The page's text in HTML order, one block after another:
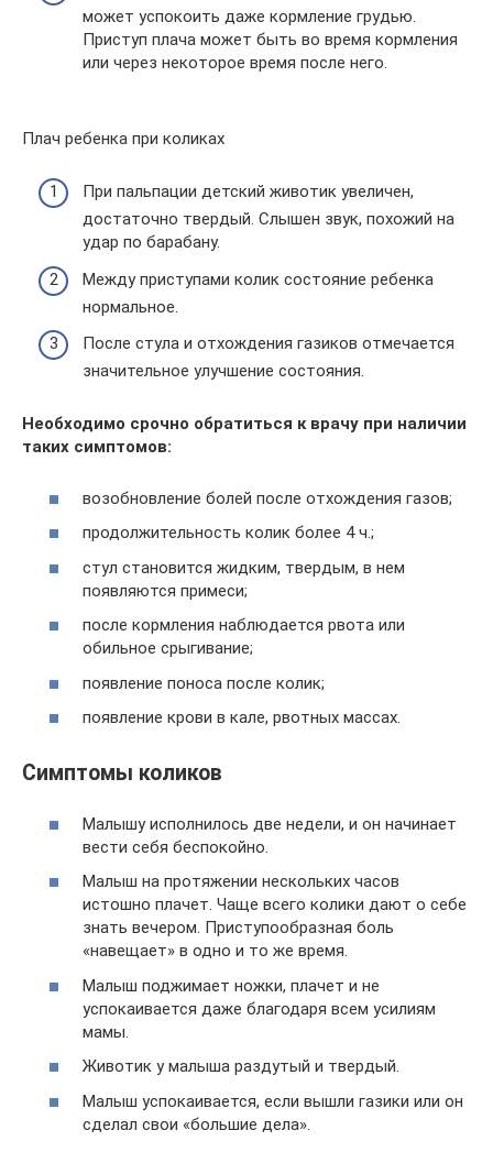
может успокоить даже кормление грудью.
Приступ плача может быть во время кормления
или через некоторое время после него.
Плач ребенка при коликах
При пальпации детский животик увеличен,
достаточно твердый. Слышен звук, похожий на
удар по барабану.
Между приступами колик состояние ребенка
нормальное.
После стула и отхождения газиков отмечается
значительное улучшение состояния.
Необходимо срочно обратиться к врачу при наличии
таких симптомов:
возобновление болей после отхождения газов;
продолжительность колик более 4 ч.;
стул становится жидким, твердым, в нем
появляются примеси;
после кормления наблюдается рвота или
обильное срыгивание;
появление поноса после колик;
появление крови в кале, рвотных массах.
Симптомы коликов
Малышу исполнилось две недели, и он начинает
вести себя беспокойно.
Малыш на протяжении нескольких часов
истошно плачет. Чаще всего колики дают о себе
знать вечером. Приступообразная боль
«навещает» в одно и то же время.
Малыш поджимает ножки, плачет и не
успокаивается даже благодаря всем усилиям
мамы.
Животик у малыша раздутый и твердый.
Малыш успокаивается, если вышли газики или он
сделал свои «большие дела».